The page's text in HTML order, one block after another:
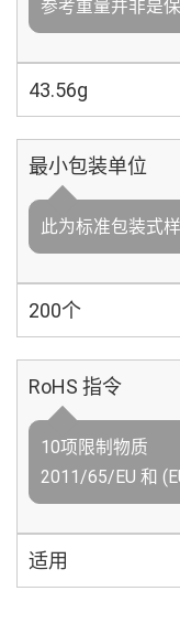
参考重量并非是
43.56g
最小包装单位
此为标准包装式
200个
RoHS 指令
10项限制物质
2011/65/EU 和
适用